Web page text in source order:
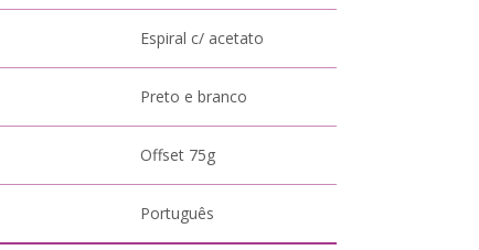
Espiral c/ acetato
Preto e branco
Offset 75g
Português